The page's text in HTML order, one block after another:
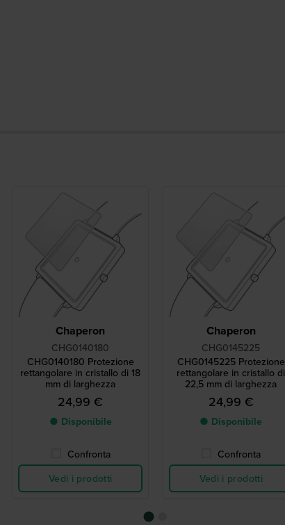
Chaperon
CHG0140180
CHG0140180 Protezione
rettangolare in cristallo di 18
mm di larghezza
24,99 €
● Disponibile
Confronta
Vedi i prodotti
Chaperon
CHG0145225
CHG0145225 Protezione
rettangolare in cristallo di
22,5 mm di larghezza
24,99 €
● Disponibile
Confronta
Vedi i prodotti